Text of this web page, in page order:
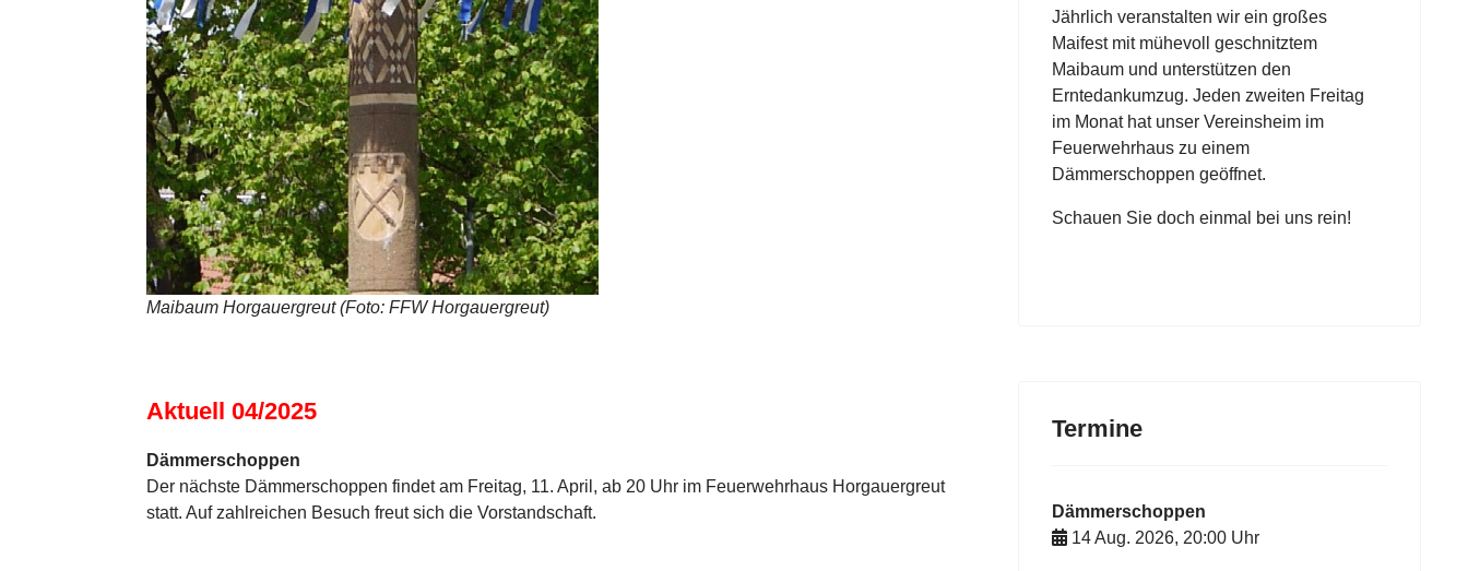
Maibaum Horgauergreut (Foto: FFW Horgauergreut)
Aktuell 04/2025
Dämmerschoppen
Der nächste Dämmerschoppen findet am Freitag, 11. April, ab 20 Uhr im Feuerwehrhaus Horgauergreut
statt. Auf zahlreichen Besuch freut sich die Vorstandschaft.
Jährlich veranstalten wir ein großes
Maifest mit mühevoll geschnitztem
Maibaum und unterstützen den
Erntedankumzug. Jeden zweiten Freitag
im Monat hat unser Vereinsheim im
Feuerwehrhaus zu einem
Dämmerschoppen geöffnet.
Schauen Sie doch einmal bei uns rein!
Termine
Dämmerschoppen
14 Aug. 2026, 20:00 Uhr